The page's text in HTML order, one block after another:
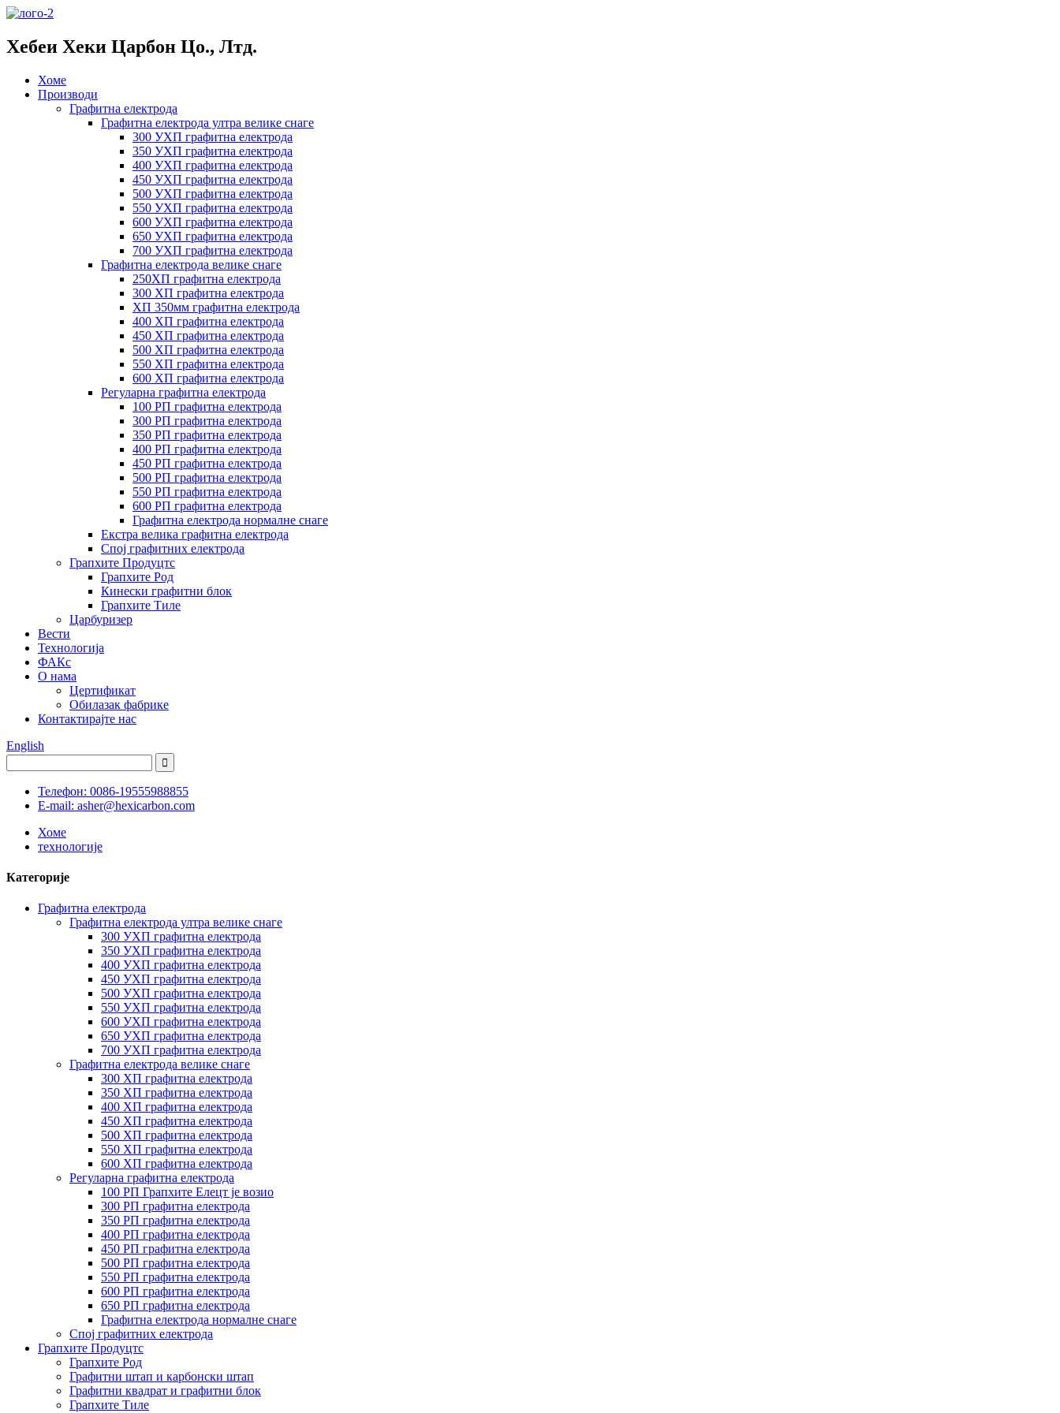
Хебеи Хеки Царбон Цо., Лтд.
Хоме
Производи
Графитна електрода
Графитна електрода ултра велике снаге
300 УХП графитна електрода
350 УХП графитна електрода
400 УХП графитна електрода
450 УХП графитна електрода
500 УХП графитна електрода
550 УХП графитна електрода
600 УХП графитна електрода
650 УХП графитна електрода
700 УХП графитна електрода
Графитна електрода велике снаге
250ХП графитна електрода
300 ХП графитна електрода
ХП 350мм графитна електрода
400 ХП графитна електрода
450 ХП графитна електрода
500 ХП графитна електрода
550 ХП графитна електрода
600 ХП графитна електрода
Регуларна графитна електрода
100 РП графитна електрода
300 РП графитна електрода
350 РП графитна електрода
400 РП графитна електрода
450 РП графитна електрода
500 РП графитна електрода
550 РП графитна електрода
600 РП графитна електрода
Графитна електрода нормалне снаге
Екстра велика графитна електрода
Спој графитних електрода
Грапхите Продуцтс
Грапхите Род
Кинески графитни блок
Грапхите Тиле
Царбуризер
Вести
Технологија
ФАКс
О нама
Цертификат
Обилазак фабрике
Контактирајте нас
English
Телефон: 0086-19555988855
E-mail: asher@hexicarbon.com
Хоме
технологије
Категорије
Графитна електрода
Графитна електрода ултра велике снаге
300 УХП графитна електрода
350 УХП графитна електрода
400 УХП графитна електрода
450 УХП графитна електрода
500 УХП графитна електрода
550 УХП графитна електрода
600 УХП графитна електрода
650 УХП графитна електрода
700 УХП графитна електрода
Графитна електрода велике снаге
300 ХП графитна електрода
350 ХП графитна електрода
400 ХП графитна електрода
450 ХП графитна електрода
500 ХП графитна електрода
550 ХП графитна електрода
600 ХП графитна електрода
Регуларна графитна електрода
100 РП Грапхите Елецт је возио
300 РП графитна електрода
350 РП графитна електрода
400 РП графитна електрода
450 РП графитна електрода
500 РП графитна електрода
550 РП графитна електрода
600 РП графитна електрода
650 РП графитна електрода
Графитна електрода нормалне снаге
Спој графитних електрода
Грапхите Продуцтс
Грапхите Род
Графитни штап и карбонски штап
Графитни квадрат и графитни блок
Грапхите Тиле